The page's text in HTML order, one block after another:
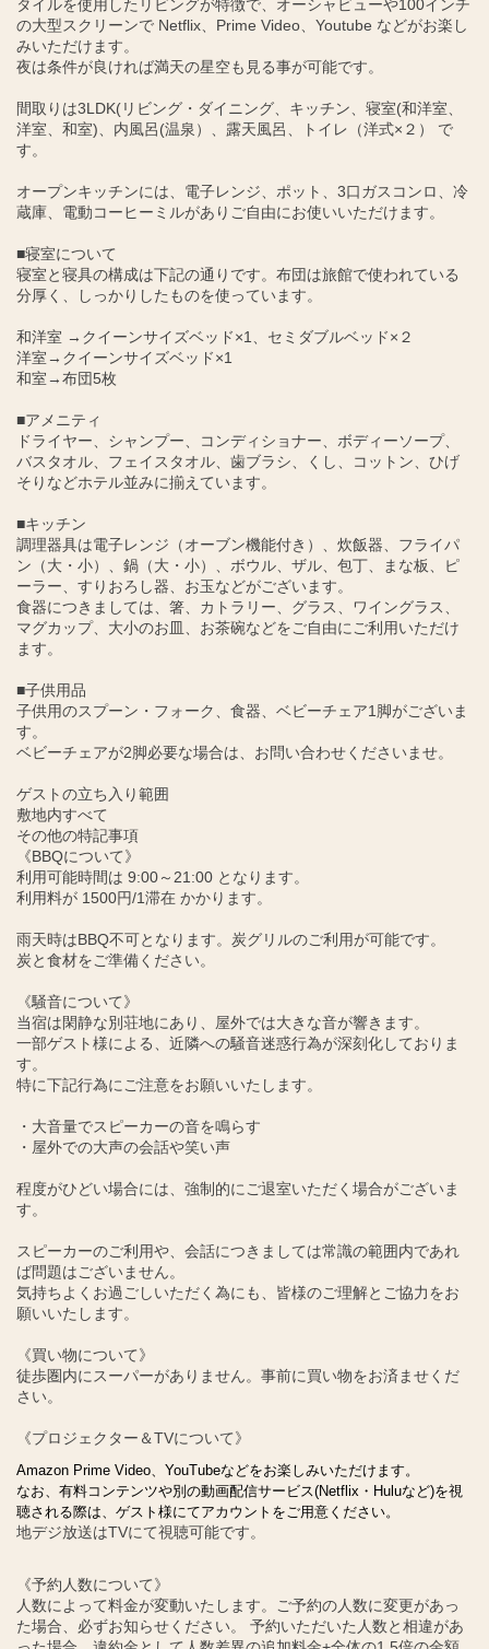
タイルを使用したリビングが特徴で、オーシャビューや100インチ
の大型スクリーンで Netflix、Prime Video、Youtube などがお楽し
みいただけます。
夜は条件が良ければ満天の星空も見る事が可能です。
間取りは3LDK(リビング・ダイニング、キッチン、寝室(和洋室、
洋室、和室)、内風呂(温泉）、露天風呂、トイレ（洋式×２） で
す。
オープンキッチンには、電子レンジ、ポット、3口ガスコンロ、冷
蔵庫、電動コーヒーミルがありご自由にお使いいただけます。
■寝室について
寝室と寝具の構成は下記の通りです。布団は旅館で使われている
分厚く、しっかりしたものを使っています。
和洋室 →クイーンサイズベッド×1、セミダブルベッド×２
洋室→クイーンサイズベッド×1
和室→布団5枚
■アメニティ
ドライヤー、シャンプー、コンディショナー、ボディーソープ、
バスタオル、フェイスタオル、歯ブラシ、くし、コットン、ひげ
そりなどホテル並みに揃えています。
■キッチン
調理器具は電子レンジ（オーブン機能付き）、炊飯器、フライパ
ン（大・小）、鍋（大・小）、ボウル、ザル、包丁、まな板、ピ
ーラー、すりおろし器、お玉などがございます。
食器につきましては、箸、カトラリー、グラス、ワイングラス、
マグカップ、大小のお皿、お茶碗などをご自由にご利用いただけ
ます。
■子供用品
子供用のスプーン・フォーク、食器、ベビーチェア1脚がございま
す。
ベビーチェアが2脚必要な場合は、お問い合わせくださいませ。
ゲストの立ち入り範囲
敷地内すべて
その他の特記事項
《BBQについて》
利用可能時間は 9:00～21:00 となります。
利用料が 1500円/1滞在 かかります。
雨天時はBBQ不可となります。炭グリルのご利用が可能です。
炭と食材をご準備ください。
《騒音について》
当宿は閑静な別荘地にあり、屋外では大きな音が響きます。
一部ゲスト様による、近隣への騒音迷惑行為が深刻化しておりま
す。
特に下記行為にご注意をお願いいたします。
・大音量でスピーカーの音を鳴らす
・屋外での大声の会話や笑い声
程度がひどい場合には、強制的にご退室いただく場合がございま
す。
スピーカーのご利用や、会話につきましては常識の範囲内であれ
ば問題はございません。
気持ちよくお過ごしいただく為にも、皆様のご理解とご協力をお
願いいたします。
《買い物について》
徒歩圏内にスーパーがありません。事前に買い物をお済ませくだ
さい。
《プロジェクター＆TVについて》
Amazon Prime Video、YouTubeなどをお楽しみいただけます。
なお、有料コンテンツや別の動画配信サービス(Netflix・Huluなど)を視
聴される際は、ゲスト様にてアカウントをご用意ください。
地デジ放送はTVにて視聴可能です。
《予約人数について》
人数によって料金が変動いたします。ご予約の人数に変更があっ
た場合、必ずお知らせください。 予約いただいた人数と相違があ